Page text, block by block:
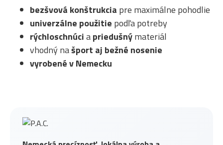
bezšvová konštrukcia pre maximálne pohodlie
univerzálne použitie podľa potreby
rýchloschnúciapriedušnýmateriál
vhodný našport aj bežné nosenie
vyrobené v Nemecku